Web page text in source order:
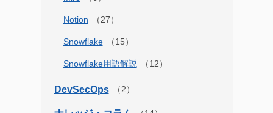
Notion
Snowflake
Snowflake用語解説
DevSecOps